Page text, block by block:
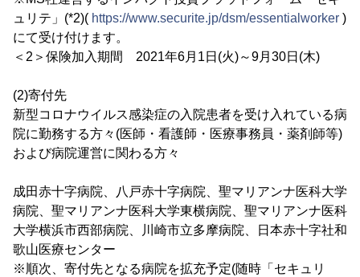
ュリテ」(*2)( https://www.securite.jp/dsm/essentialworker )
にて受け付けます。
＜2＞保険加入期間 2021年6月1日(火)～9月30日(木)
(2)寄付先
新型コロナウイルス感染症の入院患者を受け入れている病
院に勤務する方々(医師・看護師・医療事務員・薬剤師等)
および病院運営に関わる方々
成田赤十字病院、八戸赤十字病院、聖マリアンナ医科大学
病院、聖マリアンナ医科大学東横病院、聖マリアンナ医科
大学横浜市西部病院、川崎市立多摩病院、日本赤十字社和
歌山医療センター
※順次、寄付先となる病院を拡充予定(随時「セキュリ